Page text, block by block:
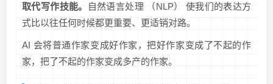
取代写作技能。
自然语言处理 （NLP） 使我们的表达方
式比以往任何时候都更重要、更适销对路。
AI 会将普通作家变成好作家，把好作家变成了不起的作
家，把了不起的作家变成多产的作家。